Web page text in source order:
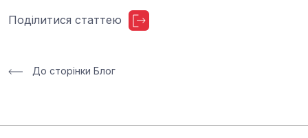
До сторінки Блог
Поділитися статтею